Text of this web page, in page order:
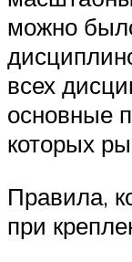
можно
всех
основные
которых
Правила,
при